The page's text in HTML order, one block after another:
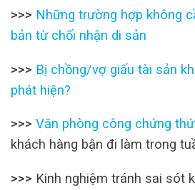
>>> Những trường hợp không
bản từ chối nhận di sản
>>> Bị chồng/vợ giấu tài sản
phát hiện?
>>> Văn phòng công chứng
khách hàng bận đi làm trong
>>> Kinh nghiệm tránh sai sót